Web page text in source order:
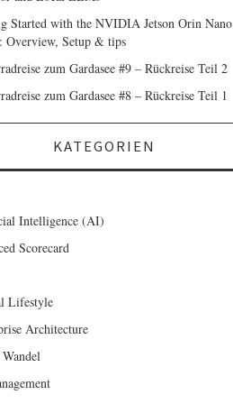
Started with the NVIDIA Jetson Orin Nano
Overview, Setup & tips
zum Gardasee #9 – Rückreise Teil 2
zum Gardasee #8 – Rückreise Teil 1
KATEGORIEN
Intelligence (AI)
Scorecard
Lifestyle
Architecture